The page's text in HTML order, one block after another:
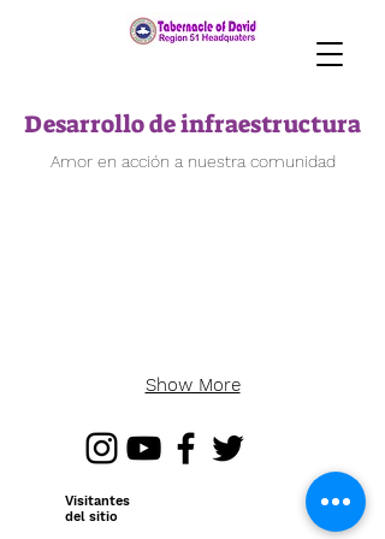
Desarrollo de infraestructura
Amor en acción a nuestra comunidad
Show More
Visitantes
del sitio